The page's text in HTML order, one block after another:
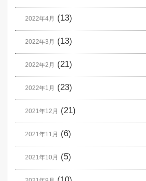
2022年4月 (13)
2022年3月 (13)
2022年2月 (21)
2022年1月 (23)
2021年12月 (21)
2021年11月 (6)
2021年10月 (5)